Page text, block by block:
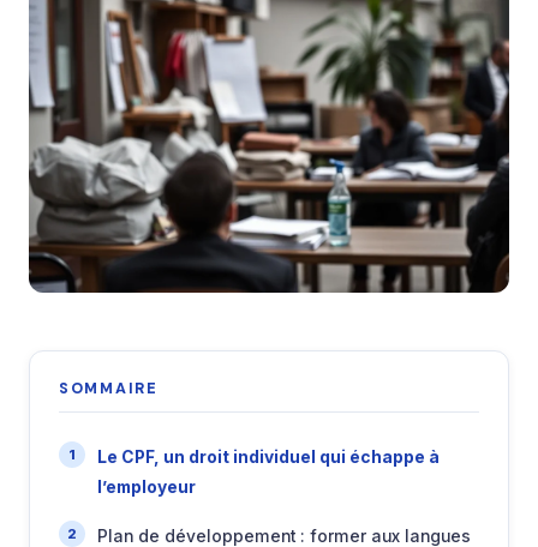
SOMMAIRE
Le CPF, un droit individuel qui échappe à
l’employeur
Plan de développement : former aux langues